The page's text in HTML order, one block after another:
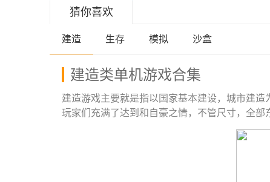
猜你喜欢
建造 生存 模拟 沙盒
建造类单机游戏合集
建造游戏主要就是指以国家基本建设，城市建
玩家们充满了达到和自豪之情，不管尺寸，全